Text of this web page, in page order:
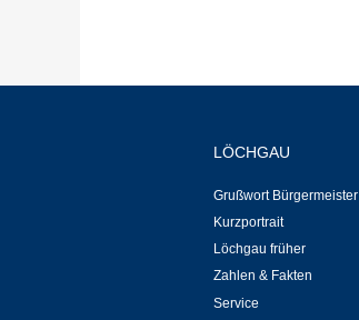
LÖCHGAU
Grußwort Bürgermeister
Kurzportrait
Löchgau früher
Zahlen & Fakten
Service